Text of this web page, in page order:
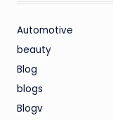
Automotive
beauty
Blog
blogs
Blogv